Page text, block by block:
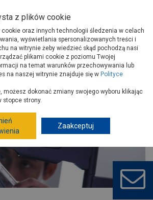
Narzędzia i majsterkowanie
zardzewiałą śrubę? Co zrobić, gdy śruby nie da się
zardzewiałą
gdy śruby nie da się
krok po kroku
z plików cookie
cookie oraz innych technologii śledzenia w celach
wyświetlania spersonalizowanych treści i
na witrynie żeby wiedzieć skąd pochodzą nasi
plikami cookie z poziomu Twojej
na temat warunków przechowywania lub
na naszej witrynie znajduje się w Polityce
możesz dokonać zmiany swojego wyboru klikając
stopce strony.
Zaakceptuj